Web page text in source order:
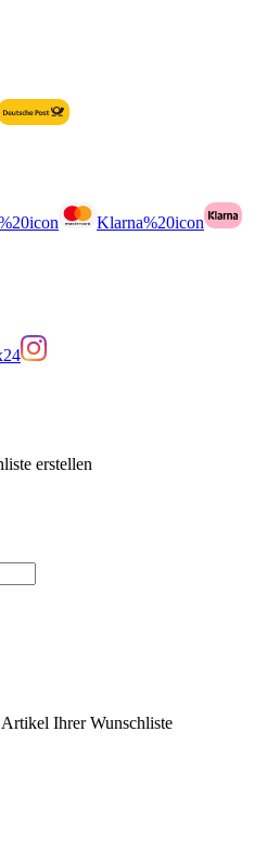
Klarna%20icon
erstellen
Artikel Ihrer Wunschliste